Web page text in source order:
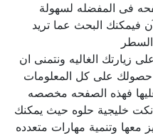
فى المفضله لسهولة
فيمكنك البحث عما تريد
الغاليه ونتمنى ان
على كل المعلومات
فهذه الصفحه مخصصه
خليجية حلوه حيث يمكنك
وتنمية مهارات متعدده